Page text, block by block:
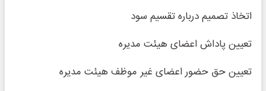
اتخاذ تصمیم درباره تقسیم سود
تعیین پاداش اعضای هیئت مدیره
تعیین حق حضور اعضای غیر موظف هیئت مدیره